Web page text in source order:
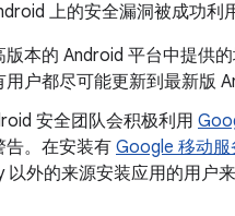
上的安全漏洞被成功利
版本的 Android 平台中提供
用户都尽可能更新到最新版
安全团队会积极利用
告。在安装有 Google 移动服
以外的来源安装应用的用户